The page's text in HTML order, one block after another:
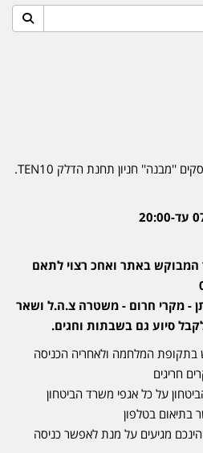
האילן 4 אור עקיבא - מתחם העסקים ''מבנה'' חניון תחנת הדלק TEN10.
המבוקש באתר ואחכ רצוי לתאם
- מקרי חרום - משטרה צ.ה.ל ושאר
סיוע גם בשבתות וחגים.
בתקופת המלחמה ולאחריה הכניסה
חריגים
על כל אגפי משרד הביטחון
בתיאום בטלפון
מגיעים על מנת לאפשר כניסה